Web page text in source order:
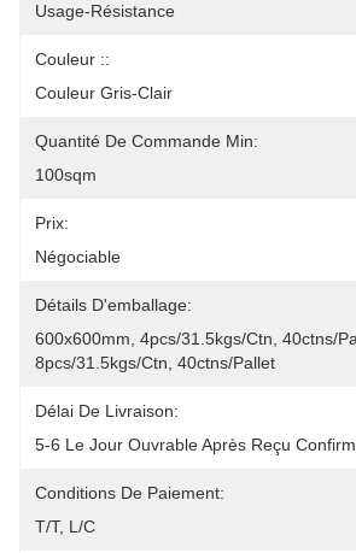
Usage-Résistance
Couleur ::
Couleur Gris-Clair
Quantité De Commande Min:
100sqm
Prix:
Négociable
Détails D'emballage:
600x600mm, 4pcs/31.5kgs/ctn, 40ctns/
8pcs/31.5kgs/ctn, 40ctns/pallet
Délai De Livraison:
5-6 Le Jour Ouvrable Après Reçu
Conditions De Paiement:
T/T, L/C